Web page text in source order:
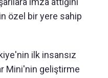
özel bir yere sahip
ilk insansız
Mini'nin geliştirme